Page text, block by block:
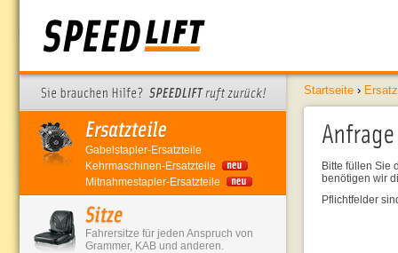
Gabelstapler-Ersatzteile
Kehrmaschinen-Ersatzteile
Mitnahmestapler-Ersatzteile
Fahrersitze für jeden Anspruch von
Grammer, KAB und anderen.
Startseite ›
Bitte füllen Sie
benötigen wir
Pflichtfelder